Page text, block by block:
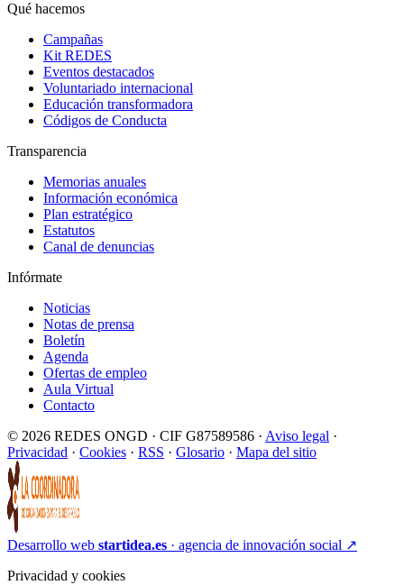
Qué hacemos
Campañas
Kit REDES
Eventos destacados
Voluntariado internacional
Educación transformadora
Códigos de Conducta
Transparencia
Memorias anuales
Información económica
Plan estratégico
Estatutos
Canal de denuncias
Infórmate
Noticias
Notas de prensa
Boletín
Agenda
Ofertas de empleo
Aula Virtual
Contacto
© 2026 REDES ONGD · CIF G87589586 · Aviso legal ·
Privacidad · Cookies · RSS · Glosario · Mapa del sitio
Desarrollo web startidea.es · agencia de innovación social ↗
Privacidad y cookies